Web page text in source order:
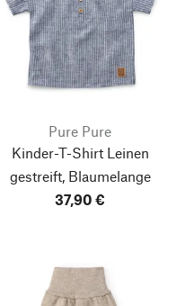
Pure Pure
Kinder-T-Shirt Leinen
gestreift, Blaumelange
37,90 €